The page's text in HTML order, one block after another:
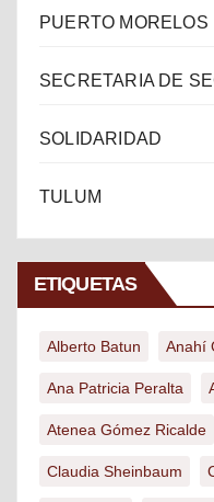
PUERTO MORELOS
SECRETARIA DE
SOLIDARIDAD
TULUM
ETIQUETAS
Alberto Batun Anahí
Ana Patricia Peralta
Atenea Gómez Ricalde
Claudia Sheinbaum